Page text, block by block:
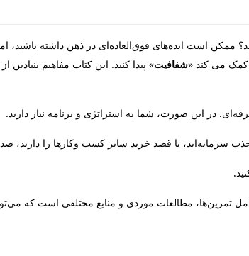
ممکن است ایده‌های فوق‌العاده‌ای در ذهن داشته
شفافیت» پیدا کنید. این کتاب مفاهیم بنیادین
در این صورت، شما به استراتژی و برنامه نیاز دارید.
جذب سرمایه‌اید، یا قصد خرید سایر کسب‌ وکارها را دارید،
تمرین‌ها، مطالعات موردی و منابع مختلفی است که